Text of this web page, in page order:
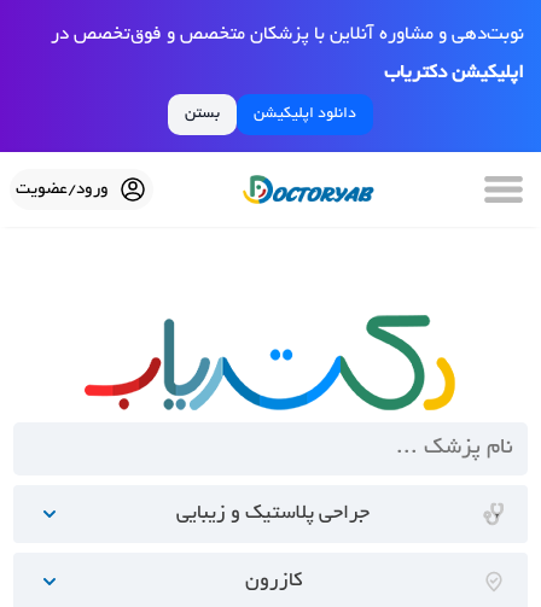
نوبت‌دهی و مشاوره آنلاین با پزشکان متخصص و فوق‌تخصص در
اپلیکیشن دکتریاب
دانلود اپلیکیشن بستن
ورود/عضویت
جراحی پلاستیک و زیبایی
کازرون